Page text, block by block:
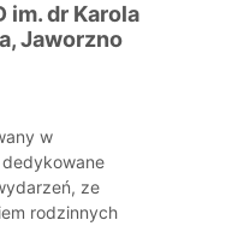
im. dr Karola
Jaworzno
w
ze
rodzinnych